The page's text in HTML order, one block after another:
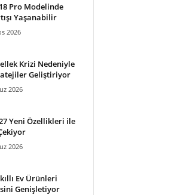
Pro Modelinde
Yaşanabilir
2026
Krizi Nedeniyle
Geliştiriyor
2026
Yeni Özellikleri ile
2026
Ev Ürünleri
Genişletiyor